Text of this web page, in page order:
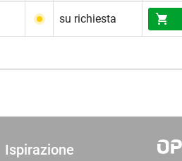
su richiesta
Ispirazione